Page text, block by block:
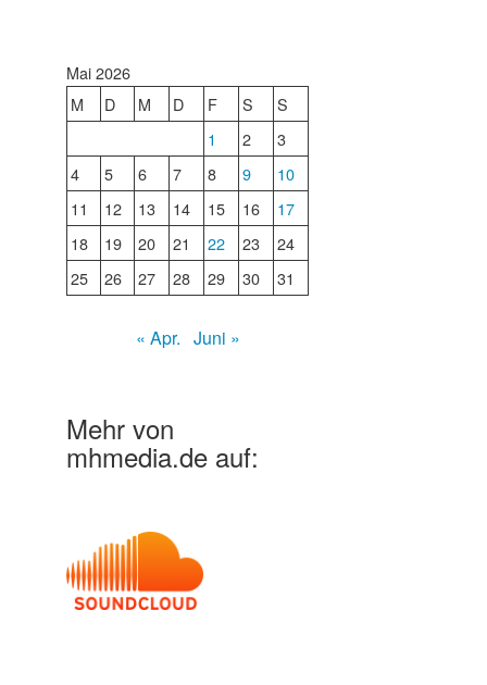
Mai 2026
M
D M D F S
S
1
2
3
4
5 6 7 8 9
10
11
12 13 14 15 16
17
18
19 20 21 22 23
24
25
26 27 28 29 30 31
« Apr. Juni »
Mehr von
mhmedia.de auf: